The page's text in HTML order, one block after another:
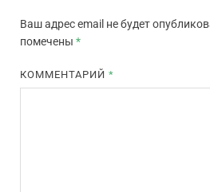
Ваш адрес email не будет
помечены *
КОММЕНТАРИЙ*